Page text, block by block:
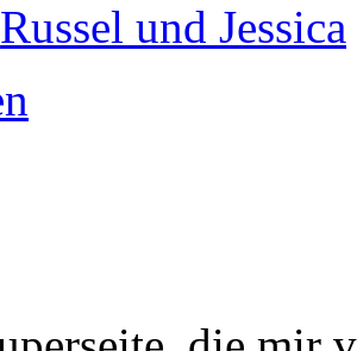
Russel und Jessica